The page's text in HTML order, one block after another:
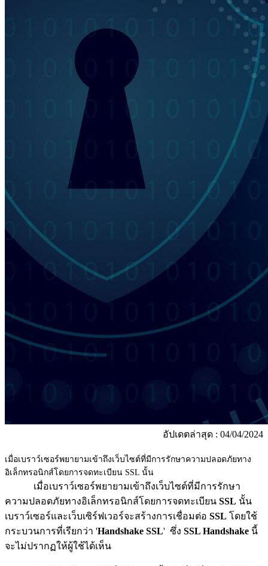
อัปเดตล่าสุด : 04/04/2024
เมื่อเบราว์เซอร์พยายามเข้าถึงเว็บไซต์ที่มีการรักษาความปลอดภัยทาง
อิเล็กทรอนิกส์โดยการจดทะเบียน SSL นั้น
เมื่อเบราว์เซอร์พยายามเข้าถึงเว็บไซต์ที่มีการรักษา
ความปลอดภัยทางอิเล็กทรอนิกส์โดยการจดทะเบียน SSL นั้น
เบราว์เซอร์และเว็บเซิร์ฟเวอร์จะสร้างการเชื่อมต่อ SSL โดยใช้
กระบวนการที่เรียกว่า 'Handshake SSL' ซึ่ง SSL Handshake นี้
จะไม่ปรากฏให้ผู้ใช้ได้เห็น